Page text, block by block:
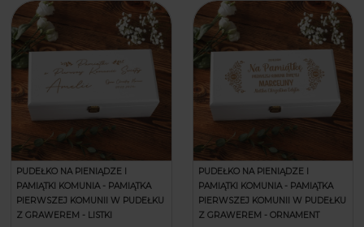
PUDEŁKO NA PIENIĄDZE I
PAMIĄTKI KOMUNIA - PAMIĄTKA
PIERWSZEJ KOMUNII W PUDEŁKU
Z GRAWEREM - LISTKI
PUDEŁKO NA PIENIĄDZE I
PAMIĄTKI KOMUNIA - PAMIĄTKA
PIERWSZEJ KOMUNII W PUDEŁKU
Z GRAWEREM - ORNAMENT